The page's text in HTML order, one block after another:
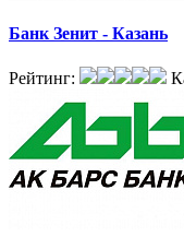
Банк Зенит - Казань
Рейтинг: